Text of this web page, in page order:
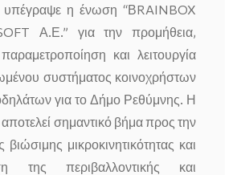
η ένωση “ΒRAINBOX
Α.Ε.” για την προμήθεια,
και λειτουργία
συστήματος κοινοχρήστων
για το Δήμο Ρεθύμνης. Η
σημαντικό βήμα προς την
μικροκινητικότητας και
της περιβαλλοντικής και